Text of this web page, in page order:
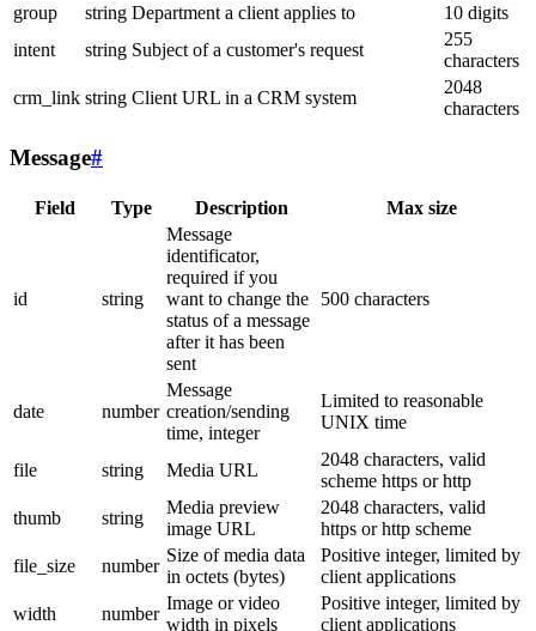
group
string Department a client applies to
10 digits
intent
string Subject of a customer's request
255
characters
crm_link string Client URL in a CRM system
2048
characters
Message#
Field Type Description Max size
id string
Message
identificator,
required if you
want to change the
status of a message
after it has been
sent
500 characters
date number
Message
creation/sending
time, integer
Limited to reasonable
UNIX time
file string Media URL
2048 characters, valid
scheme https or http
thumb
string
Media preview
image URL
2048 characters, valid
https or http scheme
file_size
number
Size of media data
in octets (bytes)
Positive integer, limited by
client applications
width
number
Image or video
width in pixels
Positive integer, limited by
client applications